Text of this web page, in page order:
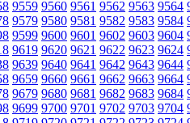
9559 9560 9561 9562 9563 9564
9579 9580 9581 9582 9583 9584
9599 9600 9601 9602 9603 9604
9619 9620 9621 9622 9623 9624
9639 9640 9641 9642 9643 9644
9659 9660 9661 9662 9663 9664
9679 9680 9681 9682 9683 9684
9699 9700 9701 9702 9703 9704